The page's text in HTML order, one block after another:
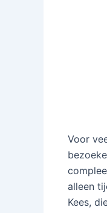
Voor
alleen
Kees,